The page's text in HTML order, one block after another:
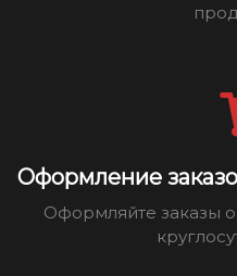
Оформление
Оформляйте заказы